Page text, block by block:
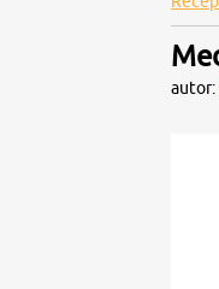
autor: